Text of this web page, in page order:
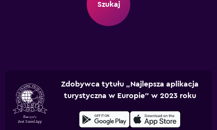
Szukaj
Zdobywca tytułu „Najlepsza aplikacja
turystyczna w Europie” w 2023 roku